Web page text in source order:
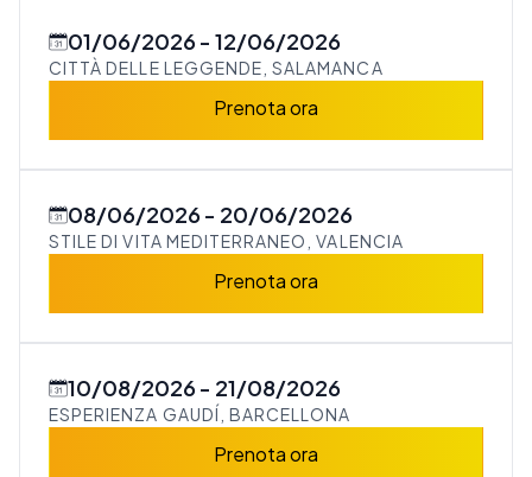
01/06/2026 12/06/2026
CITTÀ DELLE LEGGENDE, SALAMANCA
Prenota ora
08/06/2026 20/06/2026
STILE DI VITA MEDITERRANEO, VALENCIA
Prenota ora
10/08/2026 21/08/2026
ESPERIENZA GAUDÍ, BARCELLONA
Prenota ora